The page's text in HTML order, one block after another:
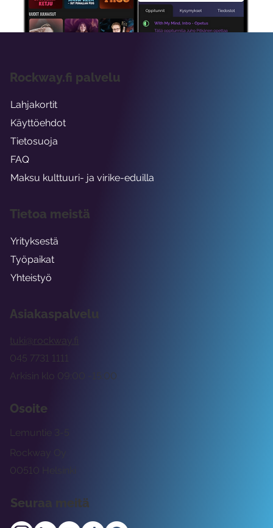
Asiakaspalvelu
tuki@rockway.fi
Arkisin klo 09:00 -15:00
045 7731 1111
Osoite
Rockway Oy
Lemuntie 3-5
00510 Helsinki
Seuraa meitä
Rockway.fi palvelu
Lahjakortit
Käyttöehdot
Tietosuoja
FAQ
Maksu kulttuuri- ja virike-eduilla
Tietoa meistä
Yrityksestä
Työpaikat
Yhteistyö